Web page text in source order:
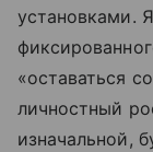
установками.
«оставаться
личностный
изначальной,